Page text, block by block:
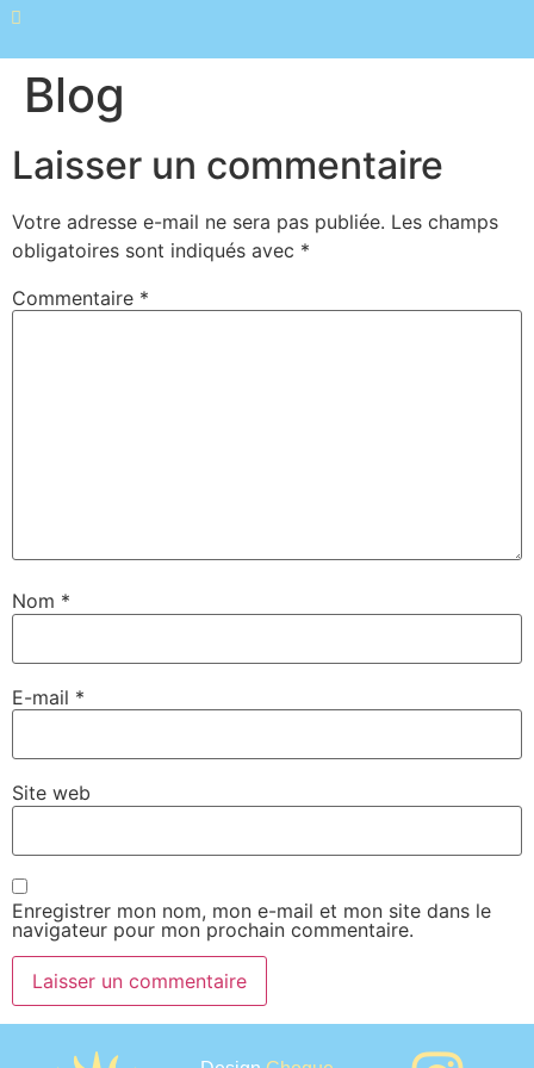
Blog
Laisser un commentaire
Votre adresse e-mail ne sera pas publiée. Les champs
obligatoires sont indiqués avec *
Commentaire *
Nom *
E-mail *
Site web
Enregistrer mon nom, mon e-mail et mon site dans le
navigateur pour mon prochain commentaire.